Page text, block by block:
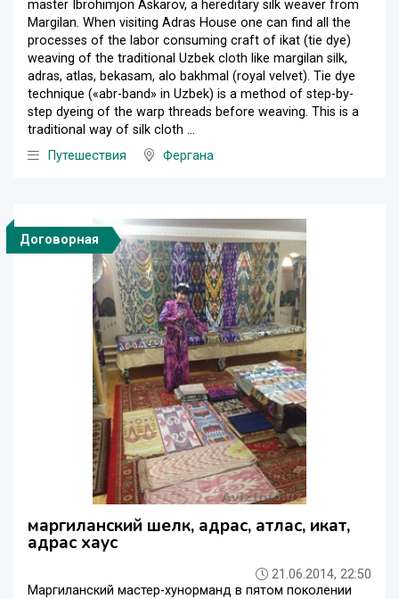
master Ibrohimjon Askarov, a hereditary silk weaver from
Margilan. When visiting Adras House one can find all the
processes of the labor consuming craft of ikat (tie dye)
weaving of the traditional Uzbek cloth like margilan silk,
adras, atlas, bekasam, alo bakhmal (royal velvet). Tie dye
technique («abr-band» in Uzbek) is a method of step-by-
step dyeing of the warp threads before weaving. This is a
traditional way of silk cloth ...
Путешествия
Фергана
Договорная
маргиланский шелк, адрас, атлас, икат,
адрас хаус
21.06.2014, 22:50
Маргиланский мастер-хунорманд в пятом поколении